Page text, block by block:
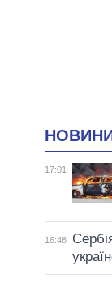
17:01
16:48